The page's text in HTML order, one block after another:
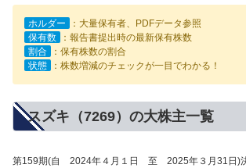
ホルダー
：大量保有者、PDFデータ参照
保有数
：報告書提出時の最新保有株数
割合
：保有株数の割合
状態
：株数増減のチェックが一目でわかる！
スズキ（7269）の大株主一覧
第159期(自 2024年４月１日 至 2025年３月31日)